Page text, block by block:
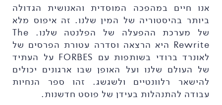
אנו חיים במהפכה המוסדית והאנושית הגדולה
ביותר בהיסטוריה של המין שלנו. זה איפוס מלא
של מערכת ההפעלה של הפלנטה שלנו. The
Rewrite היא הרצאה וסדרה עטורת הפרסים של
לאונרד ברודי בשותפות עם FORBES על העתיד
של העולם שלנו ועל האופן שבו ארגונים יכולים
להישאר רלוונטיים ולשגשג. זהו ספר הנחיות
עבודה להתנהלות בעידן של פוסט חדשנות.